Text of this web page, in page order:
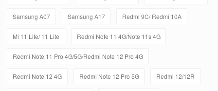
Samsung A07 Samsung A17 Redmi 9C/ Redmi 10A
Mi 11 Lite/ 11 Lite Redmi Note 11 4G/Note 11s 4G
Redmi Note 11 Pro 4G/5G/Redmi Note 12 Pro 4G
Redmi Note 12 4G Redmi Note 12 Pro 5G Redmi 12/12R